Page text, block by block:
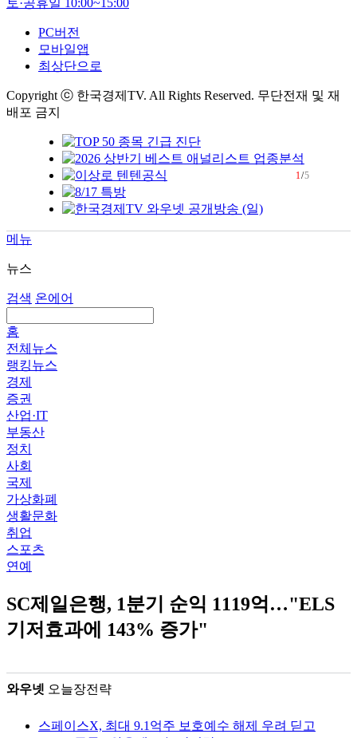
토·공휴일 10:00~15:00
PC버전
모바일앱
최상단으로
Copyright ⓒ 한국경제TV. All Rights Reserved. 무단전재 및 재
배포 금지
1/5
메뉴
뉴스
검색 온에어
홈
전체뉴스
랭킹뉴스
경제
증권
산업·IT
부동산
정치
사회
국제
가상화폐
생활문화
취업
스포츠
연예
SC제일은행, 1분기 순익 1119억…"ELS
기저효과에 143% 증가"
와우넷 오늘장전략
스페이스X, 최대 9.1억주 보호예수 해제 우려 딛고